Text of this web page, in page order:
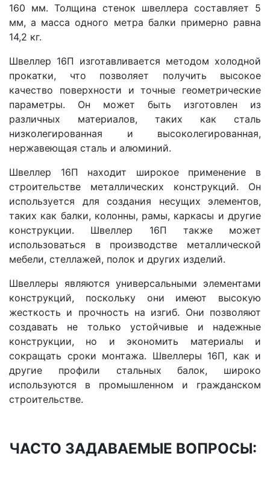
160 мм. Толщина стенок швеллера составляет 5
мм, а масса одного метра балки примерно равна
14,2 кг.
Швеллер 16П изготавливается методом холодной
прокатки, что позволяет получить высокое
качество поверхности и точные геометрические
параметры. Он может быть изготовлен из
различных материалов, таких как сталь
низколегированная и высоколегированная,
нержавеющая сталь и алюминий.
Швеллер 16П находит широкое применение в
строительстве металлических конструкций. Он
используется для создания несущих элементов,
таких как балки, колонны, рамы, каркасы и другие
конструкции. Швеллер 16П также может
использоваться в производстве металлической
мебели, стеллажей, полок и других изделий.
Швеллеры являются универсальными элементами
конструкций, поскольку они имеют высокую
жесткость и прочность на изгиб. Они позволяют
создавать не только устойчивые и надежные
конструкции, но и экономить материалы и
сокращать сроки монтажа. Швеллеры 16П, как и
другие профили стальных балок, широко
используются в промышленном и гражданском
строительстве.
ЧАСТО ЗАДАВАЕМЫЕ ВОПРОСЫ: